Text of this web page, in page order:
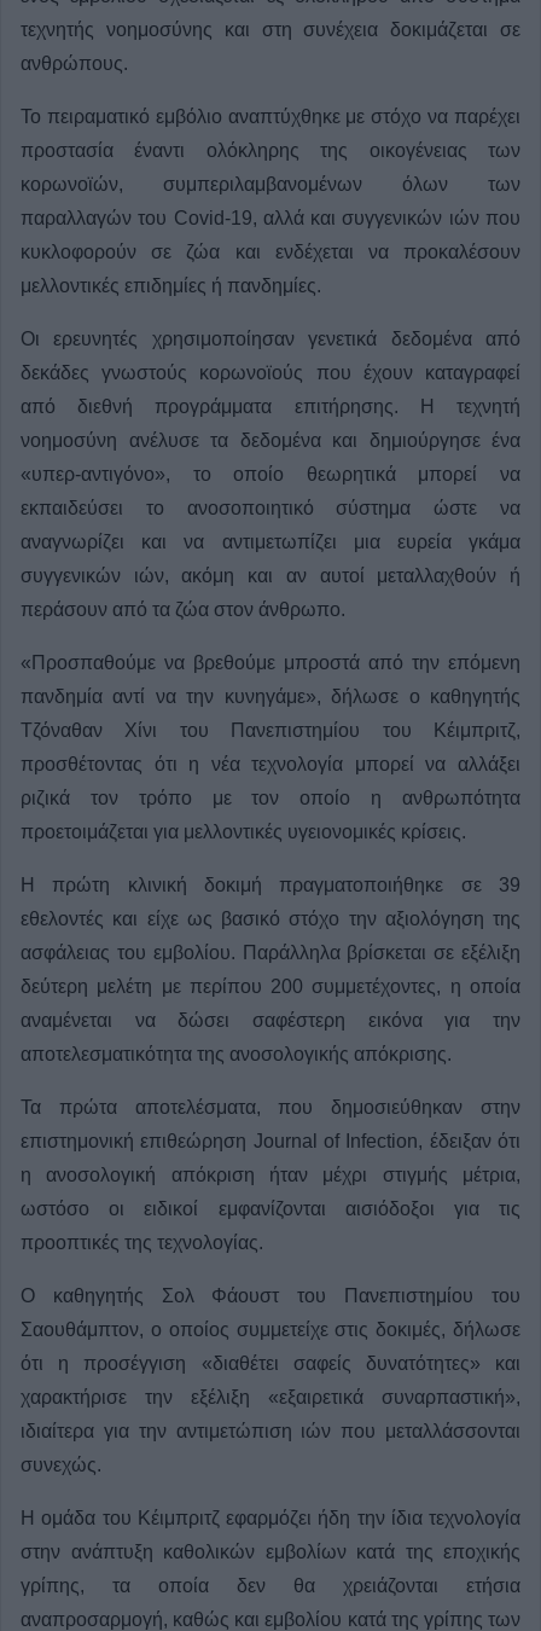
τεχνητής νοημοσύνης και στη συνέχεια δοκιμάζεται σε
ανθρώπους.
Το πειραματικό εμβόλιο αναπτύχθηκε με στόχο να παρέχει
προστασία έναντι ολόκληρης της οικογένειας των
κορωνοϊών, συμπεριλαμβανομένων όλων των
παραλλαγών του Covid-19, αλλά και συγγενικών ιών που
κυκλοφορούν σε ζώα και ενδέχεται να προκαλέσουν
μελλοντικές επιδημίες ή πανδημίες.
Οι ερευνητές χρησιμοποίησαν γενετικά δεδομένα από
δεκάδες γνωστούς κορωνοϊούς που έχουν καταγραφεί
από διεθνή προγράμματα επιτήρησης. Η τεχνητή
νοημοσύνη ανέλυσε τα δεδομένα και δημιούργησε ένα
«υπερ-αντιγόνο», το οποίο θεωρητικά μπορεί να
εκπαιδεύσει το ανοσοποιητικό σύστημα ώστε να
αναγνωρίζει και να αντιμετωπίζει μια ευρεία γκάμα
συγγενικών ιών, ακόμη και αν αυτοί μεταλλαχθούν ή
περάσουν από τα ζώα στον άνθρωπο.
«Προσπαθούμε να βρεθούμε μπροστά από την επόμενη
πανδημία αντί να την κυνηγάμε», δήλωσε ο καθηγητής
Τζόναθαν Χίνι του Πανεπιστημίου του Κέιμπριτζ,
προσθέτοντας ότι η νέα τεχνολογία μπορεί να αλλάξει
ριζικά τον τρόπο με τον οποίο η ανθρωπότητα
προετοιμάζεται για μελλοντικές υγειονομικές κρίσεις.
Η πρώτη κλινική δοκιμή πραγματοποιήθηκε σε 39
εθελοντές και είχε ως βασικό στόχο την αξιολόγηση της
ασφάλειας του εμβολίου. Παράλληλα βρίσκεται σε εξέλιξη
δεύτερη μελέτη με περίπου 200 συμμετέχοντες, η οποία
αναμένεται να δώσει σαφέστερη εικόνα για την
αποτελεσματικότητα της ανοσολογικής απόκρισης.
Τα πρώτα αποτελέσματα, που δημοσιεύθηκαν στην
επιστημονική επιθεώρηση Journal of Infection, έδειξαν ότι
η ανοσολογική απόκριση ήταν μέχρι στιγμής μέτρια,
ωστόσο οι ειδικοί εμφανίζονται αισιόδοξοι για τις
προοπτικές της τεχνολογίας.
Ο καθηγητής Σολ Φάουστ του Πανεπιστημίου του
Σαουθάμπτον, ο οποίος συμμετείχε στις δοκιμές, δήλωσε
ότι η προσέγγιση «διαθέτει σαφείς δυνατότητες» και
χαρακτήρισε την εξέλιξη «εξαιρετικά συναρπαστική»,
ιδιαίτερα για την αντιμετώπιση ιών που μεταλλάσσονται
συνεχώς.
Η ομάδα του Κέιμπριτζ εφαρμόζει ήδη την ίδια τεχνολογία
στην ανάπτυξη καθολικών εμβολίων κατά της εποχικής
γρίπης, τα οποία δεν θα χρειάζονται ετήσια
αναπροσαρμογή, καθώς και εμβολίου κατά της γρίπης των